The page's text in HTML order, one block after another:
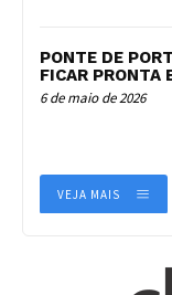
PONTE DE
FICAR PRONTA
6 de maio de 2026
VEJA MAIS